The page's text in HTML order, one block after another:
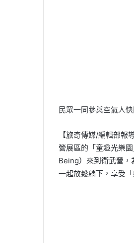
民眾一同參與空氣人
【旅奇傳媒/編輯部
營展區的「童趣光樂
Being）來到衛武營，
一起放鬆躺下，享受